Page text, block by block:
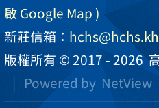
啟 Google Map )
新莊信箱：
版權所有 © 2017 - 2026
| Powered by NetView